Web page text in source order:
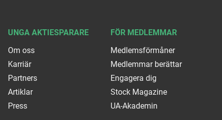
UNGA AKTIESPARARE
Om oss
Karriär
Partners
Artiklar
Press
FÖR MEDLEMMAR
Medlemsförmåner
Medlemmar berättar
Engagera dig
Stock Magazine
UA-Akademin